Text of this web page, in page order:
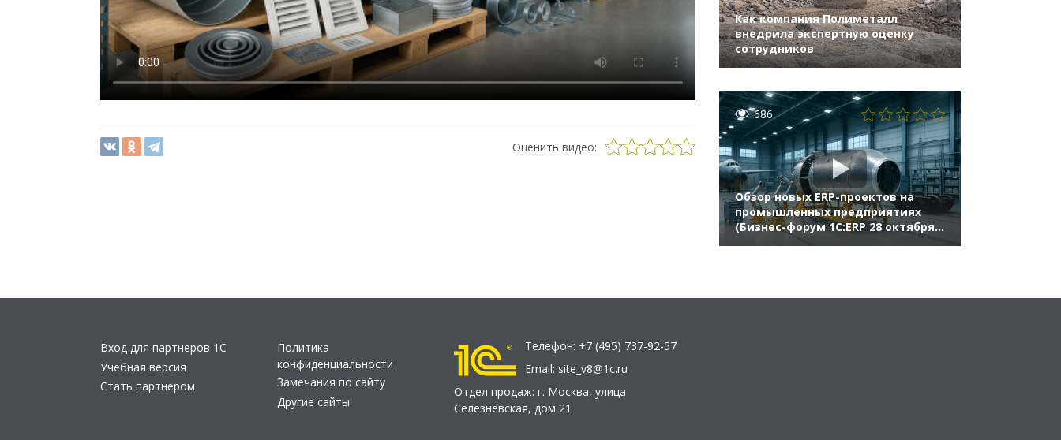
Оценить видео:
Как компания Полиметалл
внедрила экспертную оценку
сотрудников
686
Обзор новых ERP-проектов на
промышленных предприятиях
(Бизнес-форум 1С:ERP 28 октября
Вход для партнеров 1С
Учебная версия
Стать партнером
Политика
конфиденциальности
Замечания по сайту
Другие сайты
Телефон: +7 (495) 737-92-57
Email: site_v8@1c.ru
Отдел продаж: г. Москва, улица
Селезнёвская, дом 21